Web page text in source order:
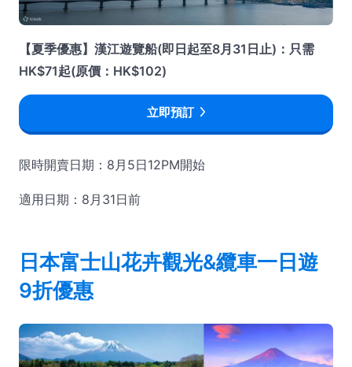
【夏季優惠】漢江遊覽船(即日起至8月31日止)：只需
HK$71起(原價：HK$102)
立即預訂
限時開賣日期：8月5日12PM開始
適用日期：8月31日前
日本富士山花卉觀光&纜車一日遊
9折優惠